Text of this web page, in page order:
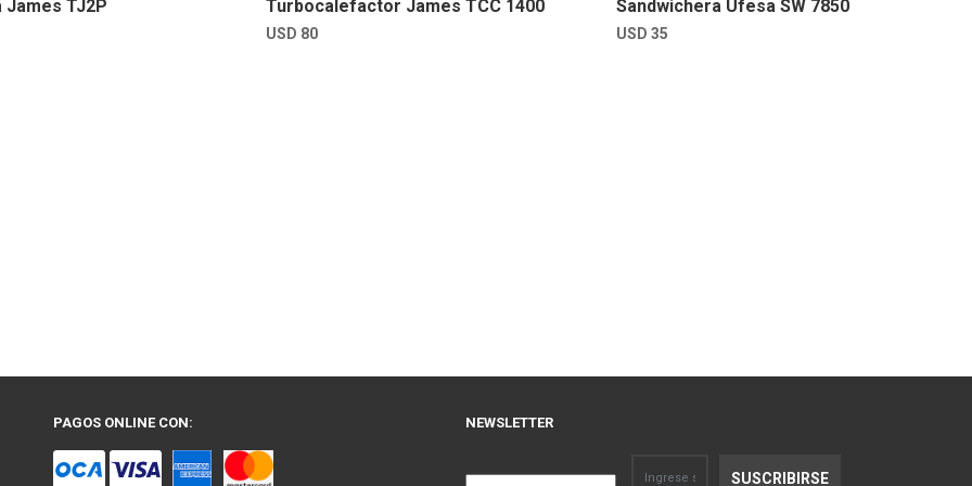
TJ2P Turbocalefactor James TCC 1400
USD 80
Sandwichera Ufesa SW 7850
USD 35
PAGOS ONLINE CON: NEWSLETTER